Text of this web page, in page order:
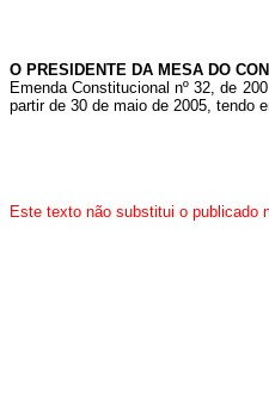
O PRESIDENTE DA MESA DO
Emenda Constitucional nº 32, de
partir de 30 de maio de 2005, tendo
Este texto não substitui o publicado